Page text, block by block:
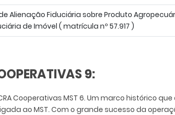
Alienação Fiduciária sobre Produto
de Imóvel ( matrícula nº 57.917 )
9:
Cooperativas MST 6. Um marco histórico
ao MST. Com o grande sucesso da